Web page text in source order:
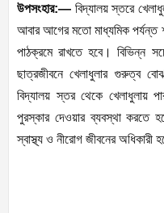
উপসংহার:— বিদ্যালয় স্তরে
আবার আগের মতো মাধ্যমিক পর্যন্ত
পাঠক্রমে রাখতে হবে। বিভিন্ন
ছাত্রজীবনে খেলাধুলার গুরুত্ব
বিদ্যালয় স্তর থেকে খেলাধুলায়
পুরস্কার দেওয়ার ব্যবস্থা করতে
স্বাস্থ্য ও নীরোগ জীবনের অধিকারী